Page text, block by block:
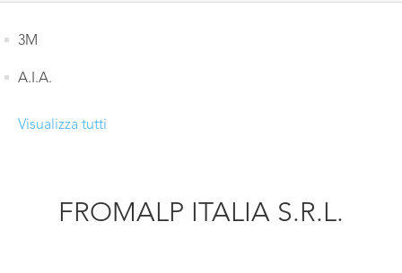
3M
A.I.A.
Visualizza tutti
FROMALP ITALIA S.R.L.